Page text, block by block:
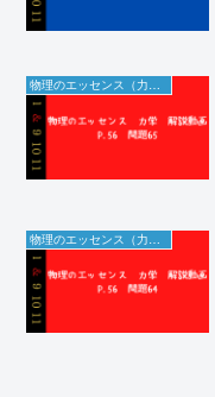
物理のエッセンス（力学）の解説動画＆板書